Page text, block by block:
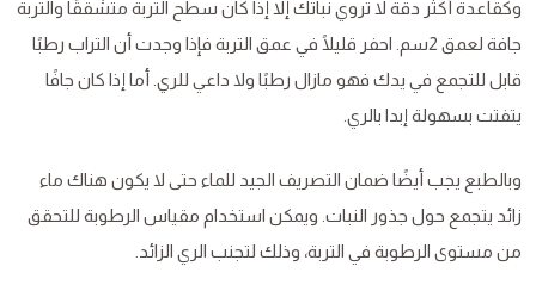
وكقاعدة أكثر دقة لا تروي نباتك إلا إذا كان سطح التربة متشققًا والتربة
جافة لعمق 2سم. احفر قليلًا في عمق التربة فإذا وجدت أن التراب رطبًا
قابل للتجمع في يدك فهو مازال رطبًا ولا داعي للري. أما إذا كان جافًا
يتفتت بسهولة إبدا بالري.
وبالطبع يجب أيضًا ضمان التصريف الجيد للماء حتى لا يكون هناك ماء
زائد يتجمع حول جذور النبات. ويمكن استخدام مقياس الرطوبة للتحقق
من مستوى الرطوبة في التربة، وذلك لتجنب الري الزائد.